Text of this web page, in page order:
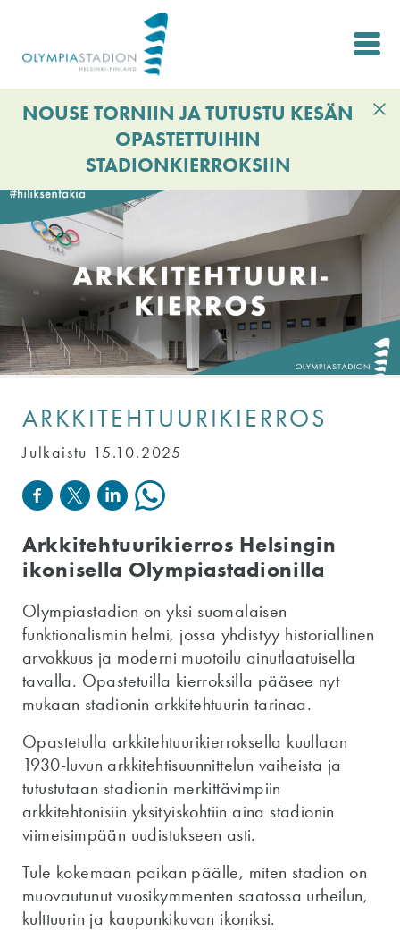
NOUSE TORNIIN JA TUTUSTU KESÄN
OPASTETTUIHIN
STADIONKIERROKSIIN
ARKKITEHTUURIKIERROS
Julkaistu 15.10.2025
Arkkitehtuurikierros Helsingin
ikonisella Olympiastadionilla
Olympiastadion on yksi suomalaisen
funktionalismin helmi, jossa yhdistyy historiallinen
arvokkuus ja moderni muotoilu ainutlaatuisella
tavalla. Opastetuilla kierroksilla pääsee nyt
mukaan stadionin arkkitehtuurin tarinaa.
Opastetulla arkkitehtuurikierroksella kuullaan
1930-luvun arkkitehtisuunnittelun vaiheista ja
tutustutaan stadionin merkittävimpiin
arkkitehtonisiin yksityiskohtiin aina stadionin
viimeisimpään uudistukseen asti.
Tule kokemaan paikan päälle, miten stadion on
muovautunut vuosikymmenten saatossa urheilun,
kulttuurin ja kaupunkikuvan ikoniksi.